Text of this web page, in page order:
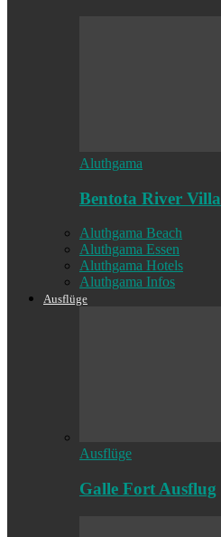
Aluthgama
Bentota River Villa
Aluthgama Beach
Aluthgama Essen
Aluthgama Hotels
Aluthgama Infos
Ausflüge
Ausflüge
Galle Fort Ausflug